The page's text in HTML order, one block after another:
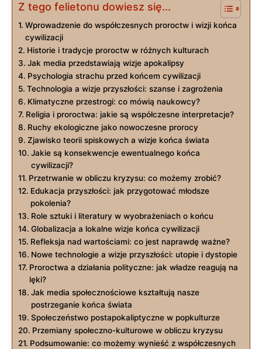
Z tego felietonu dowiesz się...
Wprowadzenie do współczesnych proroctw i wizji końca
cywilizacji
Historie i tradycje proroctw w różnych kulturach
Jak media przedstawiają wizje apokalipsy
Psychologia strachu przed końcem cywilizacji
Technologia a wizje przyszłości: szanse i zagrożenia
Klimatyczne przestrogi: co mówią naukowcy?
Religia i proroctwa: jakie są współczesne interpretacje?
Ruchy ekologiczne jako nowoczesne prorocy
Zjawisko teorii spiskowych a wizje końca świata
Jakie są konsekwencje ewentualnego końca
cywilizacji?
Przetrwanie w obliczu kryzysu: co możemy zrobić?
Edukacja przyszłości: jak przygotować młodsze
pokolenia?
Role sztuki i literatury w wyobrażeniach o końcu
Globalizacja a lokalne wizje końca cywilizacji
Refleksja nad wartościami: co jest naprawdę ważne?
Nowe technologie a wizje przyszłości: utopie i dystopie
Proroctwa a działania polityczne: jak władze reagują na
lęki?
Jak media społecznościowe kształtują nasze
postrzeganie końca świata
Społeczeństwo postapokaliptyczne w popkulturze
Przemiany społeczno-kulturowe w obliczu kryzysu
Podsumowanie: co możemy wynieść z współczesnych